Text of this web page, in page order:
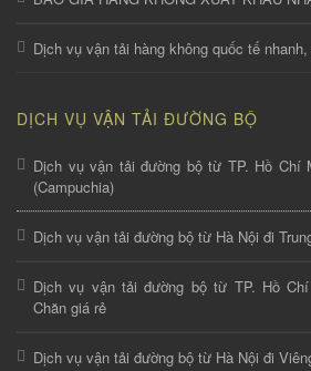
Dịch vụ vận tải hàng không quốc tế
DỊCH VỤ VẬN TẢI ĐƯỜNG BỘ
Dịch vụ vận tải đường bộ từ TP. Hồ Chí
(Campuchia)
Dịch vụ vận tải đường bộ từ Hà Nội đi
Dịch vụ vận tải đường bộ từ TP. Hồ
Chăn giá rẻ
Dịch vụ vận tải đường bộ từ Hà Nội đi